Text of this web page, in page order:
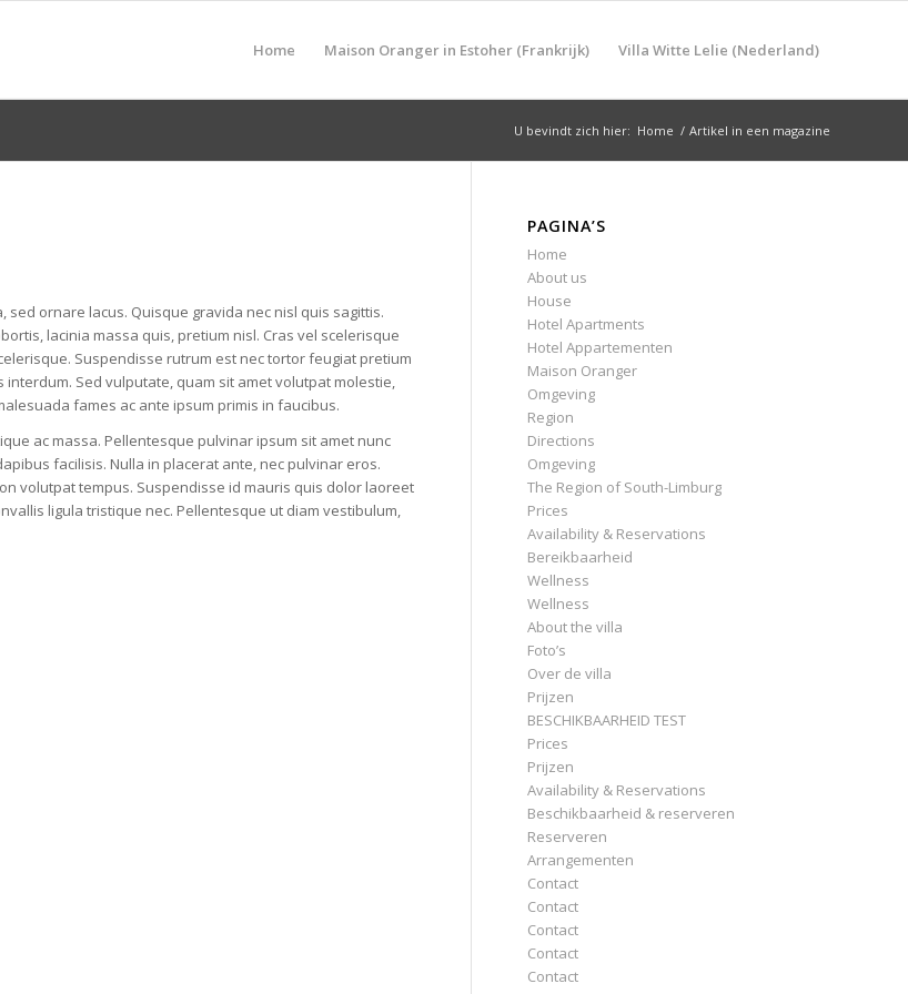
Home Maison Oranger in Estoher (Frankrijk) Villa Witte Lelie (Nederland)
U bevindt zich hier: Home / Artikel in een magazine
ornare lacus. Quisque gravida nec nisl quis sagittis.
lacinia massa quis, pretium nisl. Cras vel scelerisque
Suspendisse rutrum est nec tortor feugiat pretium
Sed vulputate, quam sit amet volutpat molestie,
fames ac ante ipsum primis in faucibus.
ac massa. Pellentesque pulvinar ipsum sit amet nunc
facilisis. Nulla in placerat ante, nec pulvinar eros.
volutpat tempus. Suspendisse id mauris quis dolor laoreet
ligula tristique nec. Pellentesque ut diam vestibulum,
PAGINA’S
Home
About us
House
Hotel Apartments
Hotel Appartementen
Maison Oranger
Omgeving
Region
Directions
Omgeving
The Region of South-Limburg
Prices
Availability & Reservations
Bereikbaarheid
Wellness
Wellness
About the villa
Foto’s
Over de villa
Prijzen
BESCHIKBAARHEID TEST
Prices
Prijzen
Availability & Reservations
Beschikbaarheid & reserveren
Reserveren
Arrangementen
Contact
Contact
Contact
Contact
Contact